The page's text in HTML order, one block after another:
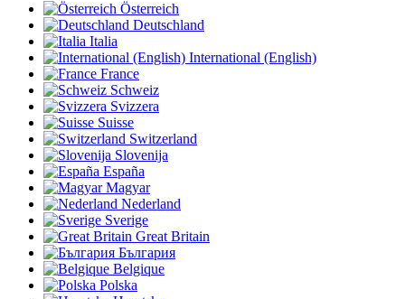
Österreich
Deutschland
Italia
International (English)
France
Schweiz
Svizzera
Suisse
Switzerland
Slovenija
España
Magyar
Nederland
Sverige
Great Britain
България
Belgique
Polska